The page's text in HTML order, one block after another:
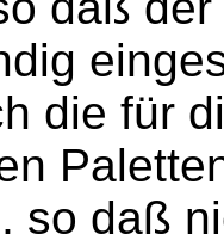
die für
so daß